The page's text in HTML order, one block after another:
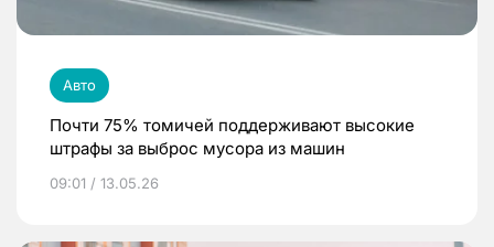
Авто
Почти 75% томичей поддерживают высокие
штрафы за выброс мусора из машин
09:01 / 13.05.26